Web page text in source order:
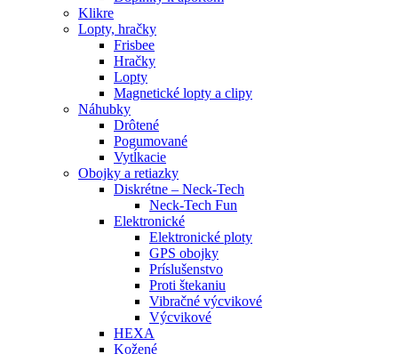
Klikre
Lopty, hračky
Frisbee
Hračky
Lopty
Magnetické lopty a clipy
Náhubky
Drôtené
Pogumované
Vytĺkacie
Obojky a retiazky
Diskrétne – Neck-Tech
Neck-Tech Fun
Elektronické
Elektronické ploty
GPS obojky
Príslušenstvo
Proti štekaniu
Vibračné výcvikové
Výcvikové
HEXA
Kožené